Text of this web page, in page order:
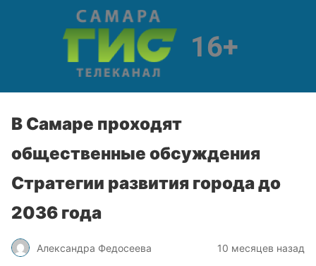
В Самаре проходят
общественные обсуждения
Cтратегии развития города до
2036 года
Александра Федосеева 10 месяцев назад